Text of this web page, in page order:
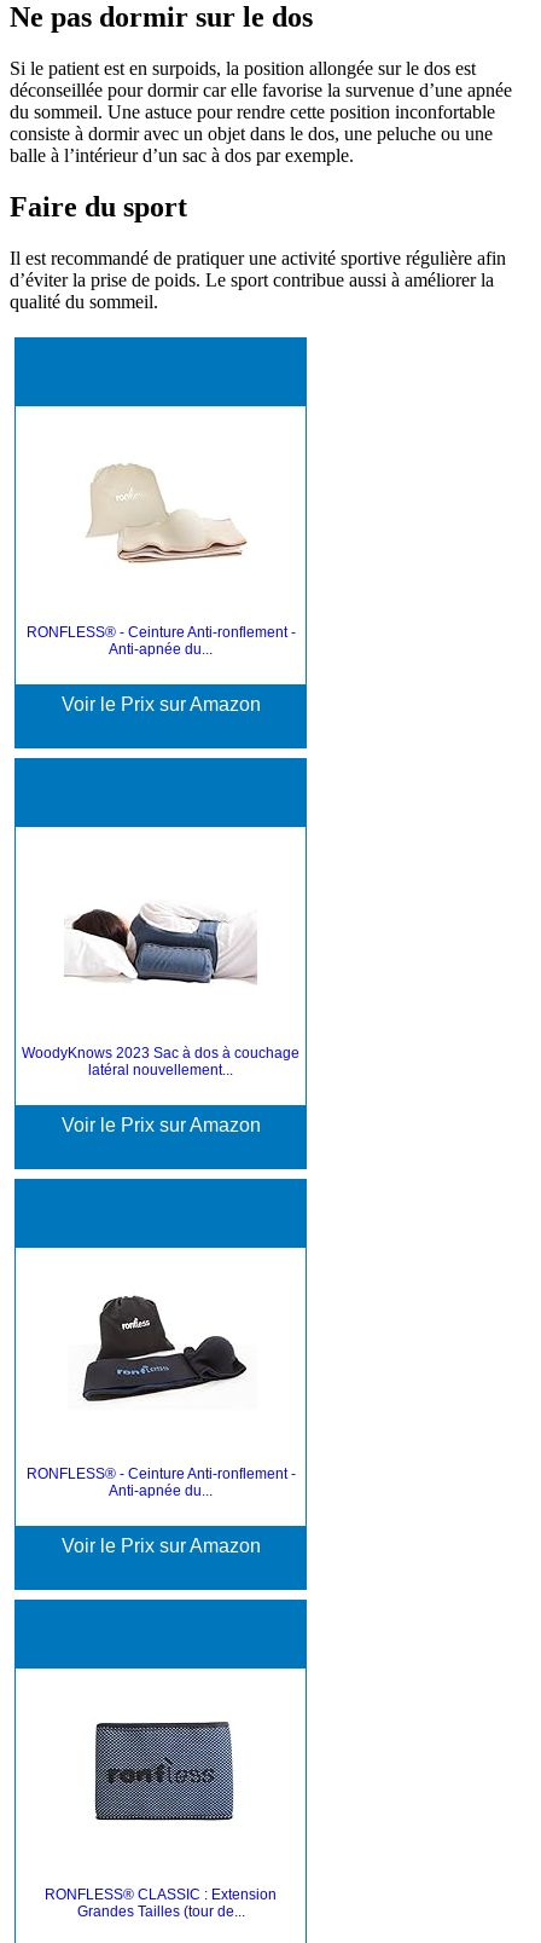
Ne pas dormir sur le dos
Si le patient est en surpoids, la position allongée sur le dos est
déconseillée pour dormir car elle favorise la survenue d’une apnée
du sommeil. Une astuce pour rendre cette position inconfortable
consiste à dormir avec un objet dans le dos, une peluche ou une
balle à l’intérieur d’un sac à dos par exemple.
Faire du sport
Il est recommandé de pratiquer une activité sportive régulière afin
d’éviter la prise de poids. Le sport contribue aussi à améliorer la
qualité du sommeil.
RONFLESS® - Ceinture Anti-ronflement -
Anti-apnée du...
Voir le Prix sur Amazon
WoodyKnows 2023 Sac à dos à couchage
latéral nouvellement...
Voir le Prix sur Amazon
RONFLESS® - Ceinture Anti-ronflement -
Anti-apnée du...
Voir le Prix sur Amazon
RONFLESS® CLASSIC : Extension
Grandes Tailles (tour de...